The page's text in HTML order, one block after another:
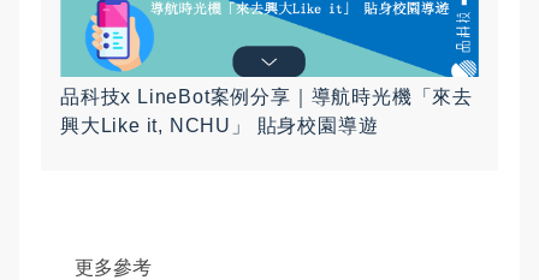
品科技x LineBot案例分享｜導航時光機「來去
興大Like it, NCHU」 貼身校園導遊
更多參考